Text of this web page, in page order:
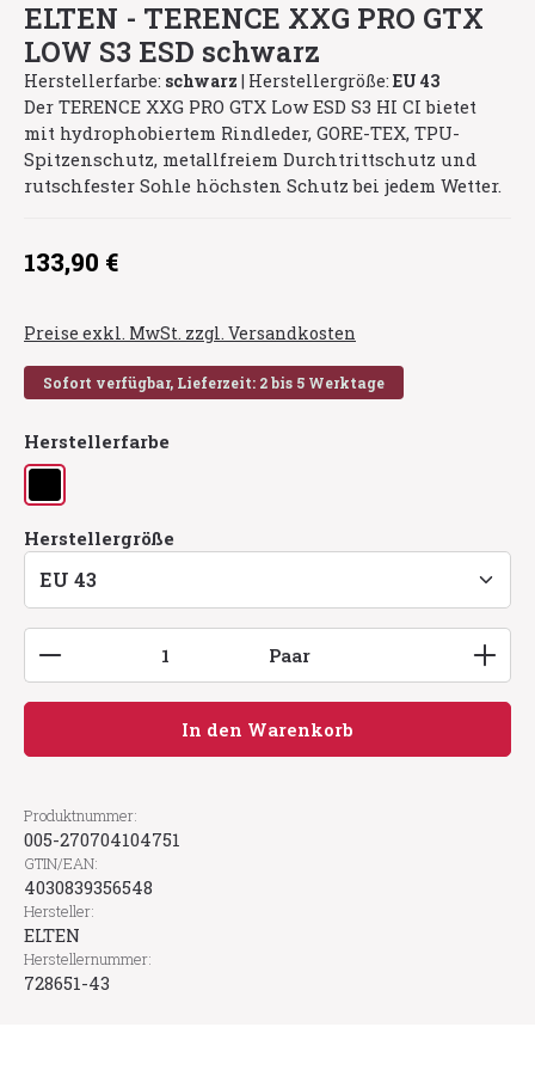
ELTEN - TERENCE XXG PRO GTX
LOW S3 ESD schwarz
Herstellerfarbe: schwarz | Herstellergröße: EU 43
Der TERENCE XXG PRO GTX Low ESD S3 HI CI bietet
mit hydrophobiertem Rindleder, GORE-TEX, TPU-
Spitzenschutz, metallfreiem Durchtrittschutz und
rutschfester Sohle höchsten Schutz bei jedem Wetter.
Regulärer Preis:
133,90 €
Preise exkl. MwSt. zzgl. Versandkosten
Sofort verfügbar, Lieferzeit: 2 bis 5 Werktage
Herstellerfarbe
schwarz
Herstellergröße
Produkt Anzahl: Gib den gewünschten Wert
Paar
In den Warenkorb
Produktnummer:
005-270704104751
GTIN/EAN:
4030839356548
Hersteller:
ELTEN
Herstellernummer:
728651-43